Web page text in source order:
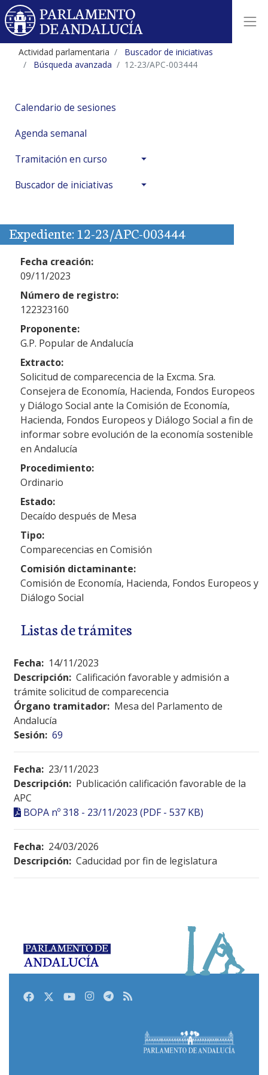
Actividad parlamentaria
Buscador de iniciativas
Búsqueda avanzada
12-23/APC-003444
Calendario de sesiones
Agenda semanal
Tramitación en curso
Buscador de iniciativas
Expediente: 12-23/APC-003444
Fecha creación:
09/11/2023
Número de registro:
122323160
Proponente:
G.P. Popular de Andalucía
Extracto:
Solicitud de comparecencia de la Excma. Sra.
Consejera de Economía, Hacienda, Fondos Europeos
y Diálogo Social ante la Comisión de Economía,
Hacienda, Fondos Europeos y Diálogo Social a fin de
informar sobre evolución de la economía sostenible
en Andalucía
Procedimiento:
Ordinario
Estado:
Decaído después de Mesa
Tipo:
Comparecencias en Comisión
Comisión dictaminante:
Comisión de Economía, Hacienda, Fondos Europeos y
Diálogo Social
Listas de trámites
Fecha: 14/11/2023
Descripción: Calificación favorable y admisión a
trámite solicitud de comparecencia
Órgano tramitador: Mesa del Parlamento de
Andalucía
Sesión: 69
Fecha: 23/11/2023
Descripción: Publicación calificación favorable de la
APC
BOPA nº 318 - 23/11/2023 (PDF - 537 KB)
Fecha: 24/03/2026
Descripción: Caducidad por fin de legislatura
FacebookTwitterYoutubeInstagram
Telegram
RSS